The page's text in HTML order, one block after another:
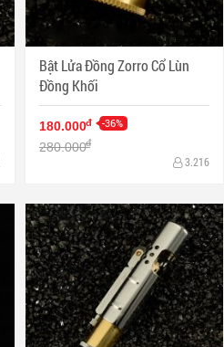
Bật Lửa Đồng Zorro Cổ Lùn
Đồng Khối
180.000đ -36%
280.000đ
3.216